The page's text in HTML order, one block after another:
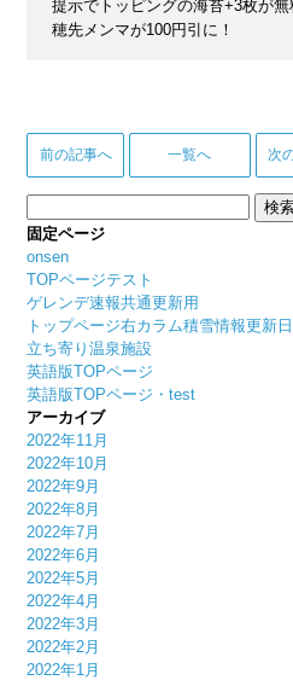
提示でトッピングの海苔+3枚が無
穂先メンマが100円引に！
前の記事へ 一覧へ 次
索:
固定ページ
onsen
TOPページテスト
ゲレンデ速報共通更新用
トップページ右カラム積雪情報更新
立ち寄り温泉施設
英語版TOPページ
英語版TOPページ・test
アーカイブ
2022年11月
2022年10月
2022年9月
2022年8月
2022年7月
2022年6月
2022年5月
2022年4月
2022年3月
2022年2月
2022年1月